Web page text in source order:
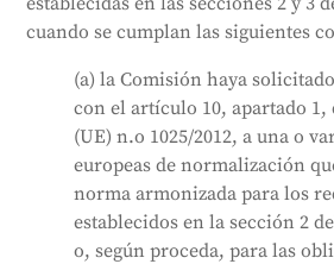
de otra manera. Si un Estado
las normas comunes no cumplen
puede pedir a la Comisión que las
Generado por
cuando se cumplan las siguientes
(a) la Comisión haya
con el artículo 10, apartado 1,
(UE) n.o 1025/2012, a una o
europeas de normalización
norma armonizada para los
establecidos en la sección 2
o, según proceda, para las